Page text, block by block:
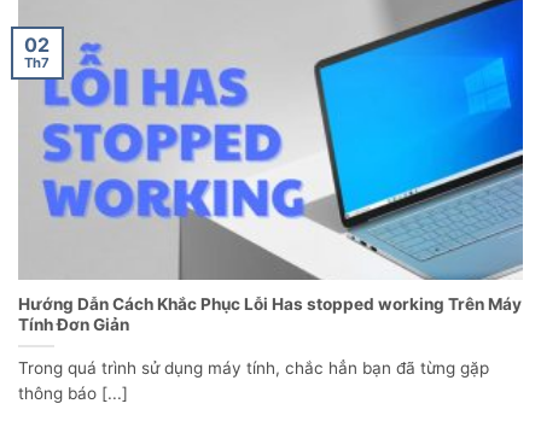
Hướng Dẫn Cách Khắc Phục Lỗi Has stopped working Trên Máy
Tính Đơn Giản
Trong quá trình sử dụng máy tính, chắc hẳn bạn đã từng gặp
thông báo [...]
02
Th7